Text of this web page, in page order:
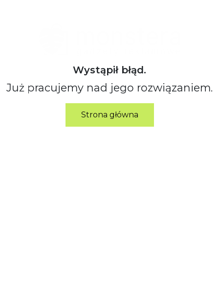
Wystąpił błąd.
Już pracujemy nad jego rozwiązaniem.
Strona główna